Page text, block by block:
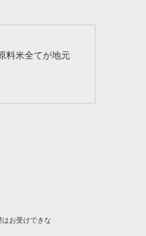
料米全てが地元
お受けできな